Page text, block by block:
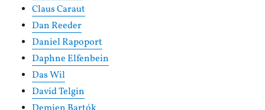
Claus Caraut
Dan Reeder
Daniel Rapoport
Daphne Elfenbein
Das Wil
David Telgin